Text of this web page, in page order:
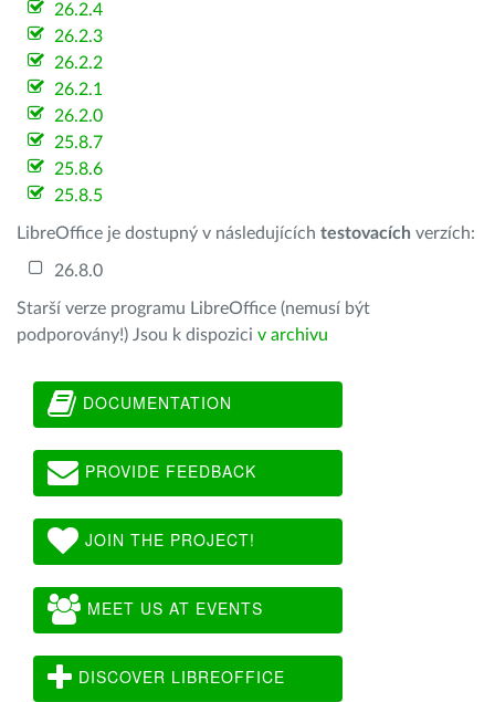
26.2.4
26.2.3
26.2.2
26.2.1
26.2.0
25.8.7
25.8.6
25.8.5
LibreOffice je dostupný v následujících testovacích verzích:
26.8.0
Starší verze programu LibreOffice (nemusí být
podporovány!) Jsou k dispozici v archivu
DOCUMENTATION
PROVIDE FEEDBACK
JOIN THE PROJECT!
MEET US AT EVENTS
DISCOVER LIBREOFFICE